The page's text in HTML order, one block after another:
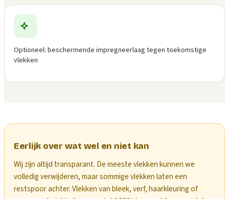
Optioneel: beschermende impregneerlaag tegen toekomstige
vlekken
Eerlijk over wat wel en niet kan
Wij zijn altijd transparant. De meeste vlekken kunnen we
volledig verwijderen, maar sommige vlekken laten een
restspoor achter. Vlekken van bleek, verf, haarkleuring of